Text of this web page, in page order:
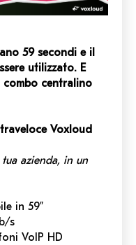
59 secondi e il
utilizzato. E
combo centralino
Voxloud
azienda, in un
in 59”
s
VoIP HD